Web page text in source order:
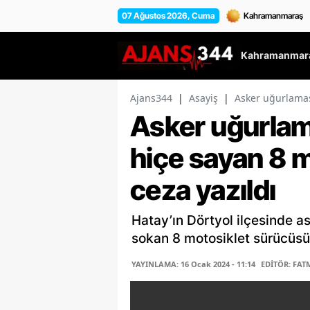
07 Ağustos 2026, Cuma
Ajans344 | Asayiş | Asker
Asker
hiçe sayan 8
ceza yazıldı
Hatay’ın Dörtyol ilçesinde
sokan 8 motosiklet
YAYINLAMA: 16 Ocak 2024 - 11:14 EDİTÖR: